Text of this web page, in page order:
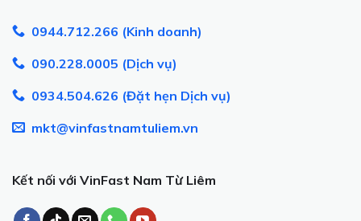
0944.712.266 (Kinh doanh)
090.228.0005 (Dịch vụ)
0934.504.626 (Đặt hẹn Dịch vụ)
mkt@vinfastnamtuliem.vn
Kết nối với VinFast Nam Từ Liêm